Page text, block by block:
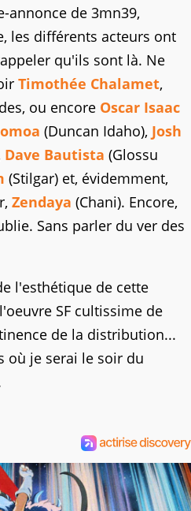
annonce de 3mn39,
les différents acteurs ont
qu'ils sont là. Ne
Timothée Chalamet,
ou encore Oscar Isaac
(Duncan Idaho), Josh
Dave Bautista (Glossu
(Stilgar) et, évidemment,
Zendaya (Chani). Encore,
Sans parler du ver des
l'esthétique de cette
SF cultissime de
de la distribution...
où je serai le soir du